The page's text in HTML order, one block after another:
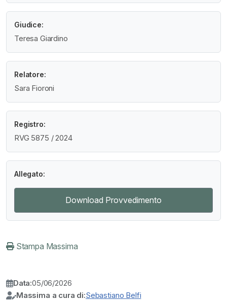
Giudice:
Teresa Giardino
Relatore:
Sara Fioroni
Registro:
RVG 5875 / 2024
Allegato:
Download Provvedimento
Stampa Massima
Data:05/06/2026
Massima a cura di:Sebastiano Belfi